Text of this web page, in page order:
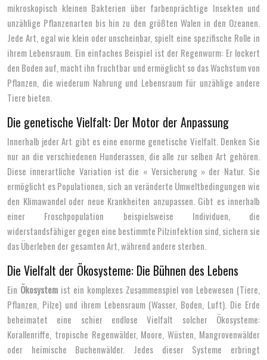
mikroskopisch kleinen Bakterien über farbenprächtige Insekten und
unzählige Pflanzenarten bis hin zu den größten Walen in den Ozeanen.
Jede Art, egal wie klein oder unscheinbar, spielt eine spezifische Rolle in
ihrem Lebensraum. Ein einfaches Beispiel ist der Regenwurm: Er lockert
den Boden auf, macht ihn fruchtbar und ermöglicht so das Wachstum von
Pflanzen, die wiederum Nahrung und Lebensraum für unzählige andere
Tiere bieten.
Die genetische Vielfalt: Der Motor der Anpassung
Innerhalb jeder Art gibt es eine enorme genetische Vielfalt. Denken Sie
nur an die verschiedenen Hunderassen, die alle zur selben Art gehören.
Diese innerartliche Variation ist die « Versicherung » der Natur. Sie
ermöglicht es Populationen, sich an veränderte Umweltbedingungen wie
den Klimawandel oder neue Krankheiten anzupassen. Gibt es innerhalb
einer Froschpopulation beispielsweise Individuen, die
widerstandsfähiger gegen eine bestimmte Pilzinfektion sind, sichern sie
das Überleben der gesamten Art, während andere sterben.
Die Vielfalt der Ökosysteme: Die Bühnen des Lebens
Ein Ökosystem ist ein komplexes Zusammenspiel von Lebewesen (Tiere,
Pflanzen, Pilze) und ihrem Lebensraum (Wasser, Boden, Luft). Die Erde
beheimatet eine schier endlose Vielfalt solcher Ökosysteme:
Korallenriffe, tropische Regenwälder, Moore, Wüsten, Mangrovenwälder
oder heimische Buchenwälder. Jedes dieser Systeme erbringt